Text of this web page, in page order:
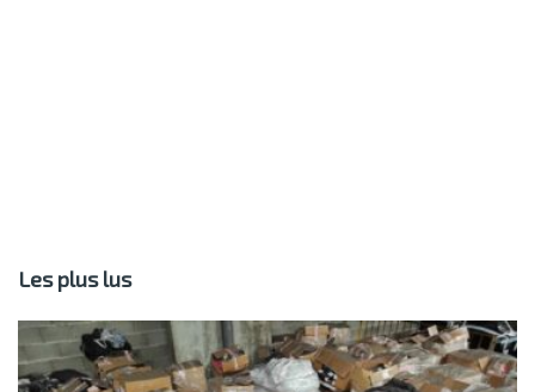
Les plus lus